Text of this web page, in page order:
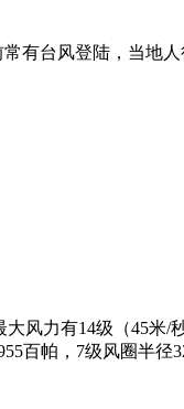
有台风登陆，当地
风力有14级（45米/
百帕，7级风圈半径